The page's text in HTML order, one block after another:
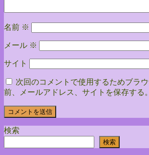
ン
名前 ※
メール ※
サイト
次回のコメントで使用するためブラ
前、メールアドレス、サイトを保存する。
検索
検索